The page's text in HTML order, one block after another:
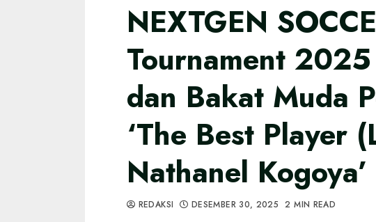
NEXTGEN
Tournament
dan Bakat Muda
‘The Best Player
Nathanel Kogoya’
REDAKSI DESEMBER 30, 2025 2 MIN READ